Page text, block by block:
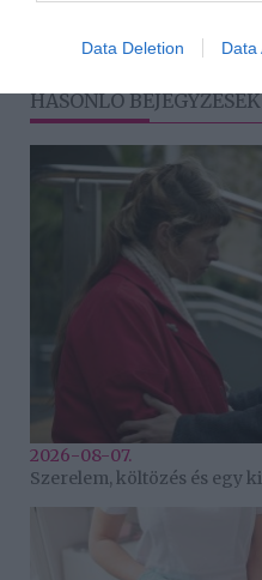
Data Deletion Data
HASONLÓ BEJEGYZÉSEK
2026-08-07.
Szerelem, költözés és egy